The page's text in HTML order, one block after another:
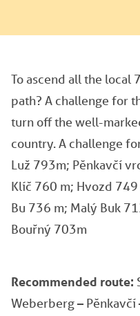
To ascend all the local
path? A challenge for
turn off the well-
country. A challenge
Luž 793m; Pěnkavčí
Klíč 760 m; Hvozd
Bu 736 m; Malý Buk
Bouřný 703m
Recommended route:
Weberberg – Pěnkavčí